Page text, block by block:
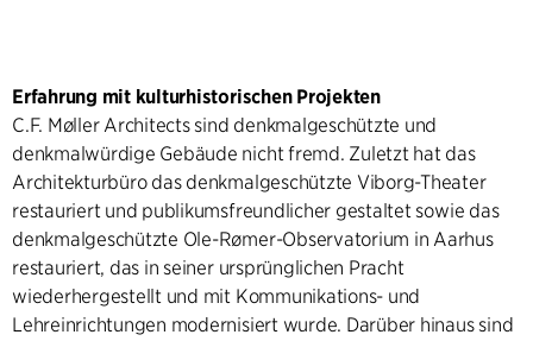
Erfahrung mit kulturhistorischen Projekten
C.F. Møller Architects sind denkmalgeschützte und
denkmalwürdige Gebäude nicht fremd. Zuletzt hat das
Architekturbüro das denkmalgeschützte Viborg-Theater
restauriert und publikumsfreundlicher gestaltet sowie das
denkmalgeschützte Ole-Rømer-Observatorium in Aarhus
restauriert, das in seiner ursprünglichen Pracht
wiederhergestellt und mit Kommunikations- und
Lehreinrichtungen modernisiert wurde. Darüber hinaus sind